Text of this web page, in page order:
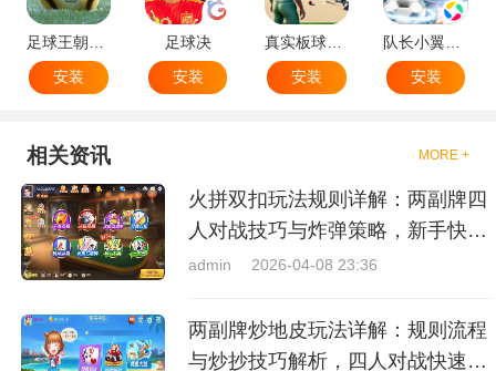
安装
足球决
安装
真实板球：棒球游戏
安装
安装
相关资讯 MORE +
火拼双扣玩法规则详解：两副牌四
人对战技巧与炸弹策略，新手快速
上手指南
admin 2026-04-08 23:36
两副牌炒地皮玩法详解：规则流程
与炒抄技巧解析，四人对战快速入